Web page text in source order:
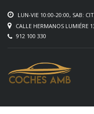
LUN-VIE 10:00-20:00, SAB:
CALLE HERMANOS LUMIÉRE
912 100 330